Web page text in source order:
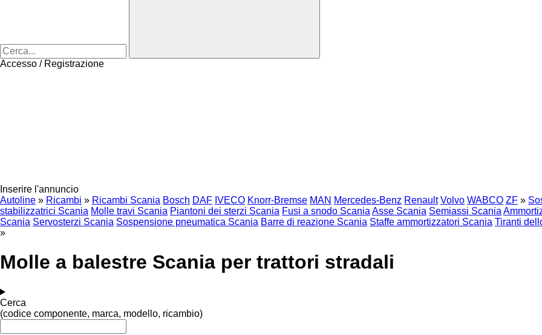
Accesso / Registrazione
Inserire l'annuncio
Autoline » Ricambi » Ricambi Scania Bosch DAF IVECO Knorr-Bremse MAN Mercedes-Benz Renault Volvo WABCO ZF »
stabilizzatrici Scania Molle travi Scania Piantoni dei sterzi Scania Fusi a snodo Scania Asse Scania Semiassi Scania
Scania Servosterzi Scania Sospensione pneumatica Scania Barre di reazione Scania Staffe ammortizzatori Scania Tiranti
»
Molle a balestre Scania per trattori stradali
Cerca
(codice componente, marca, modello, ricambio)